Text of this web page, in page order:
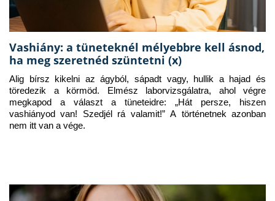
Vashiány: a tüneteknél mélyebbre kell ásnod,
ha meg szeretnéd szüntetni (x)
Alig bírsz kikelni az ágyból, sápadt vagy, hullik a hajad és
töredezik a körmöd. Elmész laborvizsgálatra, ahol végre
megkapod a választ a tüneteidre: „Hát persze, hiszen
vashiányod van! Szedjél rá valamit!” A történetnek azonban
nem itt van a vége.